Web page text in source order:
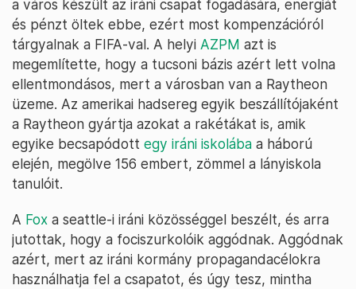
a város készült az iráni csapat fogadására, energiát
és pénzt öltek ebbe, ezért most kompenzációról
tárgyalnak a FIFA-val. A helyi AZPM azt is
megemlítette, hogy a tucsoni bázis azért lett volna
ellentmondásos, mert a városban van a Raytheon
üzeme. Az amerikai hadsereg egyik beszállítójaként
a Raytheon gyártja azokat a rakétákat is, amik
egyike becsapódott egy iráni iskolába a háború
elején, megölve 156 embert, zömmel a lányiskola
tanulóit.
A Fox a seattle-i iráni közösséggel beszélt, és arra
jutottak, hogy a fociszurkolóik aggódnak. Aggódnak
azért, mert az iráni kormány propagandacélokra
használhatja fel a csapatot, és úgy tesz, mintha